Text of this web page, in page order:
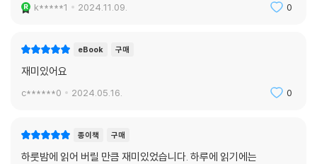
k*****1 2024.11.09. 0
eBook 구매
재미있어요
c******0 2024.05.16. 0
종이책 구매
하룻밤에 읽어 버릴 만큼 재미있었습니다. 하루에 읽기에는